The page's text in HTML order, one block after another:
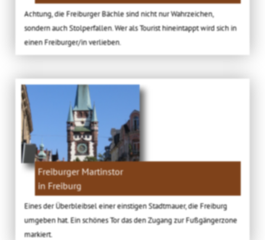
Achtung, die Freiburger Bächle sind nicht nur Wahrzeichen,
sondern auch Stolperfallen. Wer als Tourist hineintappt wird sich in
einen Freiburger/in verlieben.
Freiburger Martinstor
in Freiburg
Eines der Überbleibsel einer einstigen Stadtmauer, die Freiburg
umgeben hat. Ein schönes Tor das den Zugang zur Fußgängerzone
markiert.